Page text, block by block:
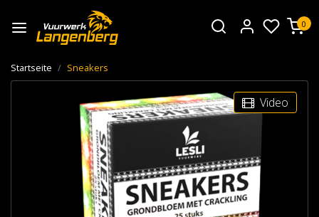
0
Startseite Sneakers
Video